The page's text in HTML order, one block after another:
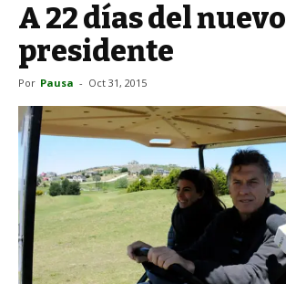
A 22 días del nuevo
presidente
Por Pausa - Oct 31, 2015